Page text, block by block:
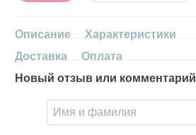
Описание
Характеристики
Доставка
Оплата
Новый отзыв или комментарий